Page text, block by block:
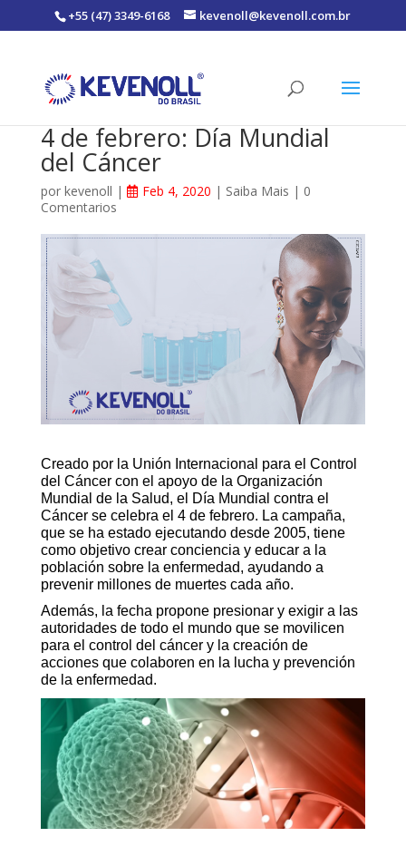
+55 (47) 3349-6168 kevenoll@kevenoll.com.br
4 de febrero: Día Mundial
del Cáncer
por kevenoll | Feb 4, 2020 | Saiba Mais | 0
Comentarios
Creado por la Unión Internacional para el Control
del Cáncer con el apoyo de la Organización
Mundial de la Salud, el Día Mundial contra el
Cáncer se celebra el 4 de febrero. La campaña,
que se ha estado ejecutando desde 2005, tiene
como objetivo crear conciencia y educar a la
población sobre la enfermedad, ayudando a
prevenir millones de muertes cada año.
Además, la fecha propone presionar y exigir a las
autoridades de todo el mundo que se movilicen
para el control del cáncer y la creación de
acciones que colaboren en la lucha y prevención
de la enfermedad.